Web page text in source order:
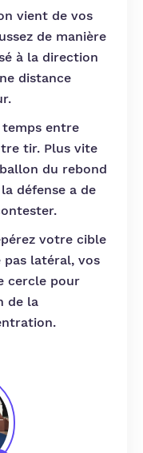
vient de vos
de manière
à la direction
distance
temps entre
tir. Plus vite
du rebond
défense a de
votre cible
latéral, vos
cercle pour
de la